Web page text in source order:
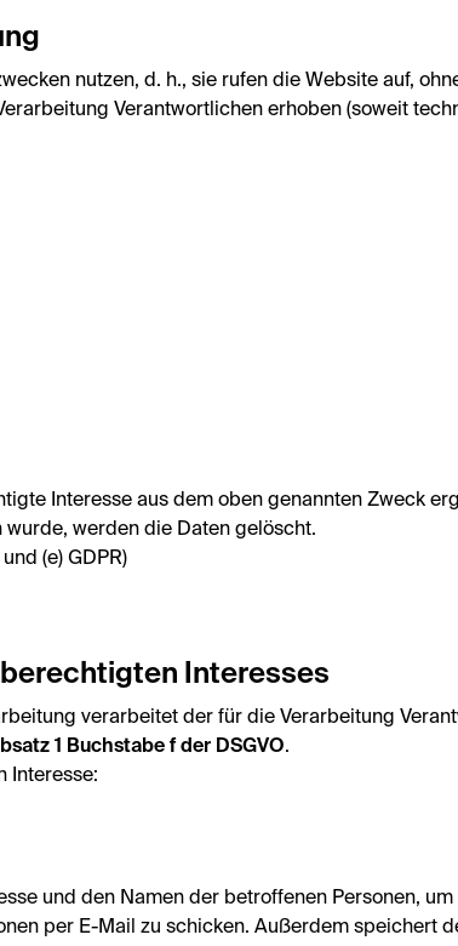
nutzen, d. h., sie rufen die Website auf,
Verantwortlichen erhoben (soweit
Interesse aus dem oben genannten Zweck
werden die Daten gelöscht.
(e) GDPR)
Interesses
verarbeitet der für die Verarbeitung
1 Buchstabe f der DSGVO.
Interesse:
und den Namen der betroffenen Personen, um
per E-Mail zu schicken. Außerdem speichert